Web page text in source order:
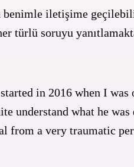
benimle iletişime
türlü soruyu
in 2016 when I
understand what he
from a very traumatic